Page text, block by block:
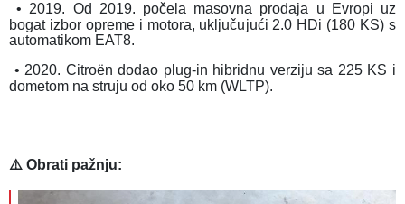
• 2019. Od 2019. počela masovna prodaja u Evropi uz
bogat izbor opreme i motora, uključujući 2.0 HDi (180 KS) s
automatikom EAT8.
• 2020. Citroën dodao plug-in hibridnu verziju sa 225 KS i
dometom na struju od oko 50 km (WLTP).
⚠️ Obrati pažnju: